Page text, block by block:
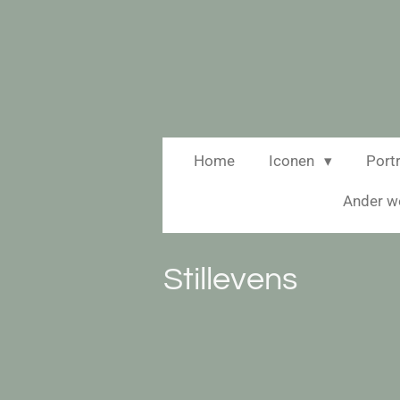
Home Iconen
Ander
Stillevens